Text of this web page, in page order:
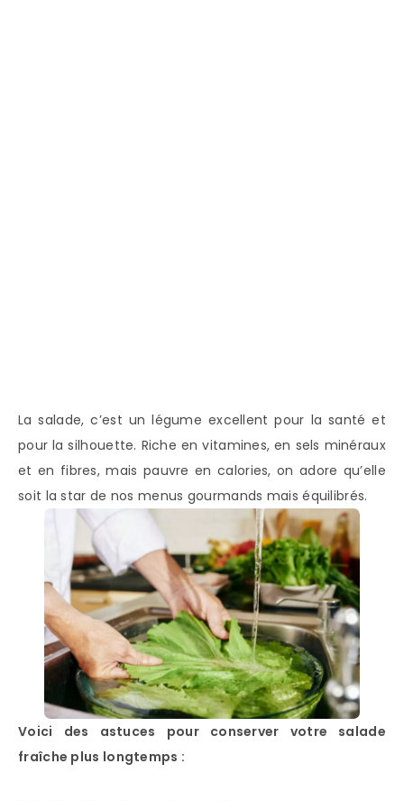
La salade, c’est un légume excellent pour la santé et
pour la silhouette. Riche en vitamines, en sels minéraux
et en fibres, mais pauvre en calories, on adore qu’elle
soit la star de nos menus gourmands mais équilibrés.
Voici des astuces pour conserver votre salade
fraîche plus longtemps :